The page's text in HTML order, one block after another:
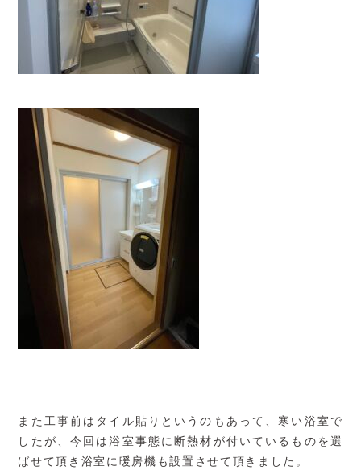
また工事前はタイル貼りというのもあって、寒い浴室で
したが、今回は浴室事態に断熱材が付いているものを選
ばせて頂き浴室に暖房機も設置させて頂きました。